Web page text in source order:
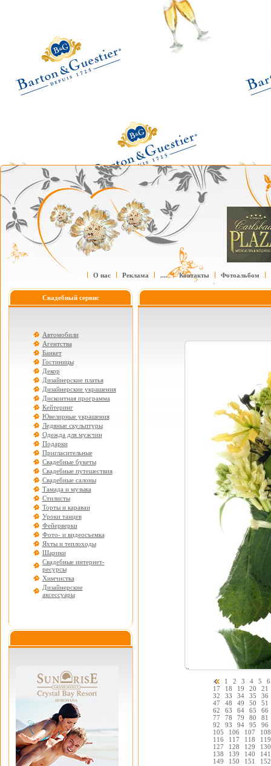
О нас Реклама .... Контакты Фотоальбом
Свадебный сервис
Автомобили
Агентства
Банкет
Гостиницы
Декор
Дизайнерские платья
Дизайнерские украшения
Дисконтная программа
Кейтеринг
Ювелирные украшения
Ледяные скульптуры
Одежда для мужчин
Подарки
Пригласительные
Свадебные букеты
Свадебные путешествия
Свадебные салоны
Тамада и музыка
Стилисты
Торты и караваи
Уроки танцев
Фейерверки
Фото- и видеосъемка
Яхты и теплоходы
Шарики
Свадебные интернет-
ресурсы
Химчистка
Дизайнерские
аксессуары
1 2 3 4 5
6
17
18 19 20
21
32
33 34 35
36
47
48 49 50
51
62
63 64 65
66
77
78 79 80
81
92
93 94 95
96
105
106 107
108
116
117 118
119
127
128 129
130
138
139 140
141
149
150 151
152